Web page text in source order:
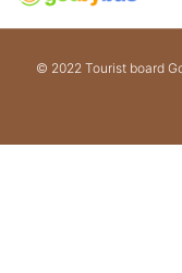
© 2022 Tourist board